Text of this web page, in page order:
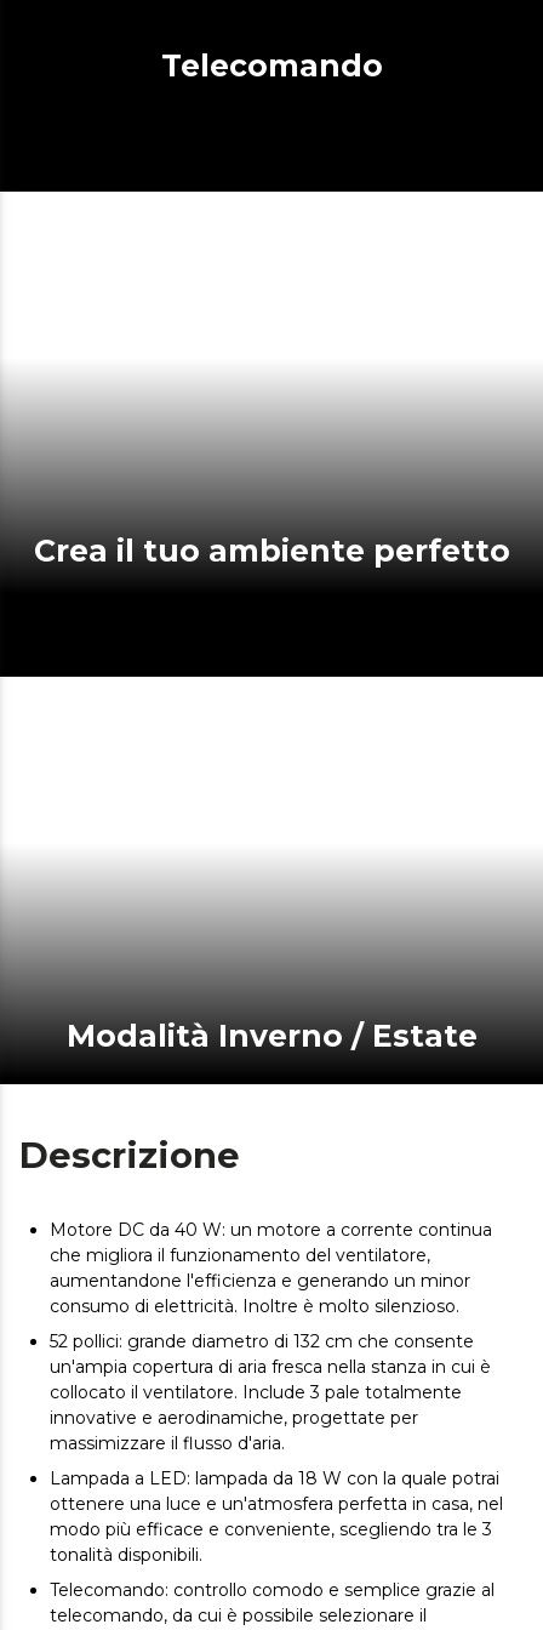
Telecomando
Crea il tuo ambiente perfetto
Modalità Inverno / Estate
Descrizione
Motore DC da 40 W: un motore a corrente continua
che migliora il funzionamento del ventilatore,
aumentandone l'efficienza e generando un minor
consumo di elettricità. Inoltre è molto silenzioso.
52 pollici: grande diametro di 132 cm che consente
un'ampia copertura di aria fresca nella stanza in cui è
collocato il ventilatore. Include 3 pale totalmente
innovative e aerodinamiche, progettate per
massimizzare il flusso d'aria.
Lampada a LED: lampada da 18 W con la quale potrai
ottenere una luce e un'atmosfera perfetta in casa, nel
modo più efficace e conveniente, scegliendo tra le 3
tonalità disponibili.
Telecomando: controllo comodo e semplice grazie al
telecomando, da cui è possibile selezionare il